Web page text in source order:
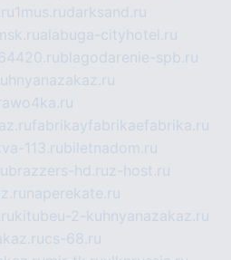
1mus.rudarksand.ru
alabuga-cityhotel.ru
blagodarenie-spb.ru
fabrikayfabrikaefabrika.ru
113.rubiletnadom.ru
brazzers-hd.ruz-host.ru
naperekate.ru
kitubeu-2-kuhnyanazakaz.ru
cs-68.ru